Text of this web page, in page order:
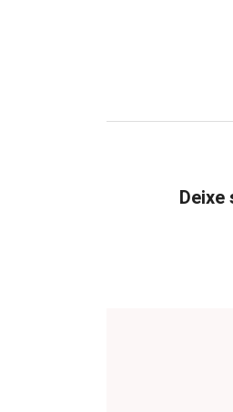
Deixe